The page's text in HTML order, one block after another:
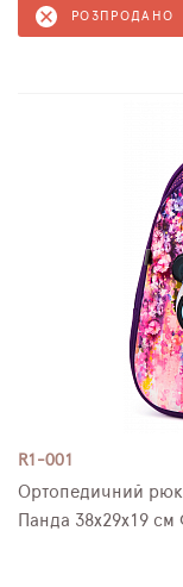
РОЗПРОДАНО
R1-001
Ортопедичний рюкзак
Панда 38х29х19